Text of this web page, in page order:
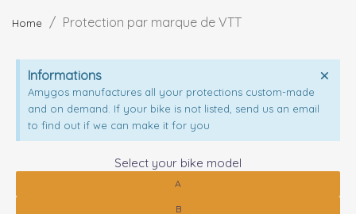
Home Protection par marque de VTT
Informations
Amygos manufactures all your protections custom-made
and on demand. If your bike is not listed, send us an email
to find out if we can make it for you
Select your bike model
A
B